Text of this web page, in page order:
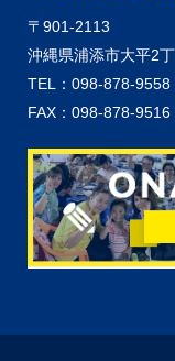
〒901-2113
沖縄県浦添市大平2
TEL：098-878-9558
FAX：098-878-9516